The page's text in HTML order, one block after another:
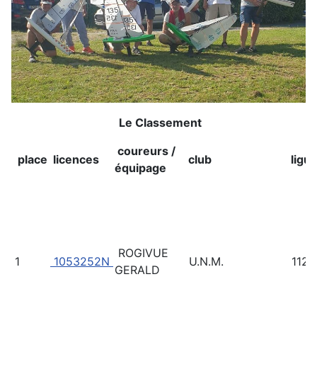
Le Classement
place licences
coureurs /
équipage
club
1 1053252N
ROGIVUE
GERALD
U.N.M. 112